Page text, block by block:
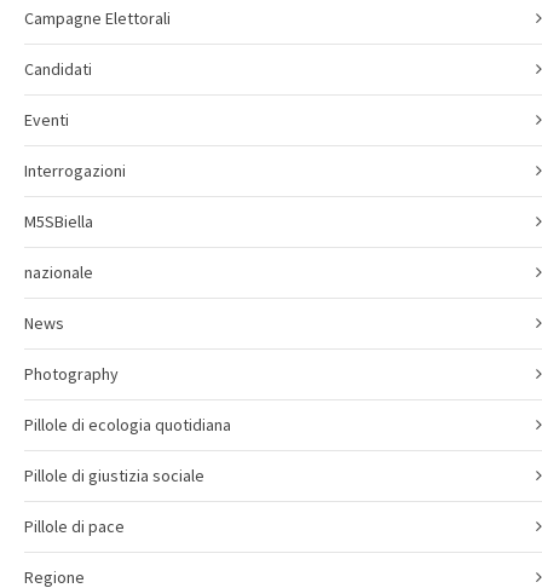
Campagne Elettorali
Candidati
Eventi
Interrogazioni
M5SBiella
nazionale
News
Photography
Pillole di ecologia quotidiana
Pillole di giustizia sociale
Pillole di pace
Regione